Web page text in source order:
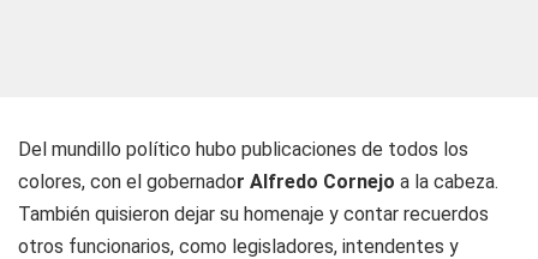
Del mundillo político hubo publicaciones de todos los
colores, con el gobernador Alfredo Cornejo a la cabeza.
También quisieron dejar su homenaje y contar recuerdos
otros funcionarios, como legisladores, intendentes y